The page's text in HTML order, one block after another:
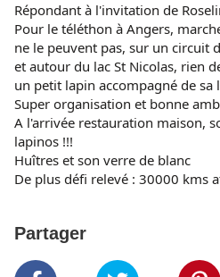
Répondant à l'invitation de
Pour le téléthon à Angers,
ne le peuvent pas, sur un circuit
et autour du lac St Nicolas, rien
un petit lapin accompagné de sa
Super organisation et bonne
A l'arrivée restauration maison,
lapinos !!!
Huîtres et son verre de blanc
De plus défi relevé : 30000 kms
Partager